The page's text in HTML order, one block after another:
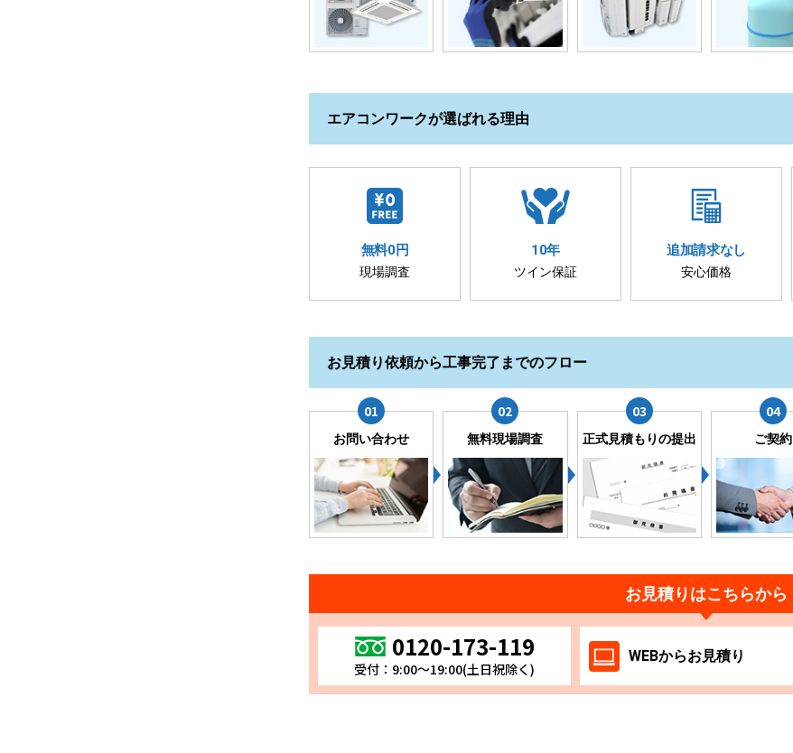
エアコンワークが選ばれる理由
無料0円
現場調査
10年
ツイン保証
追加請求なし
安心価格
お見積り依頼から工事完了までのフロー
お問い合わせ 無料現場調査 正式見積もりの提出 ご契約
お見積りはこちらから
0120-173-119
受付：9:00～19:00(土日祝除く)
WEBからお見積り